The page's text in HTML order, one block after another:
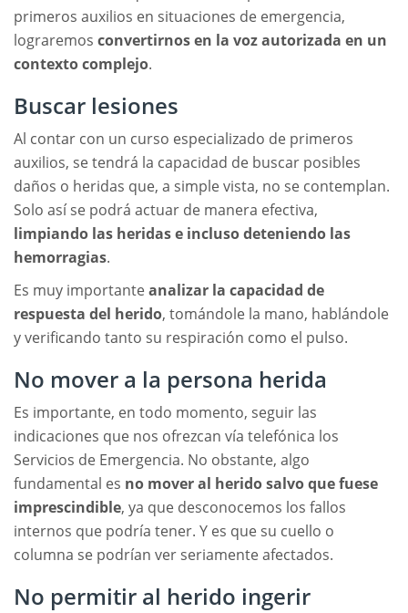
primeros auxilios en situaciones de emergencia,
lograremos convertirnos en la voz autorizada en un
contexto complejo.
Buscar lesiones
Al contar con un curso especializado de primeros
auxilios, se tendrá la capacidad de buscar posibles
daños o heridas que, a simple vista, no se contemplan.
Solo así se podrá actuar de manera efectiva,
limpiando las heridas e incluso deteniendo las
hemorragias.
Es muy importanteanalizar la capacidad de
respuesta del herido, tomándole la mano, hablándole
y verificando tanto su respiración como el pulso.
No mover a la persona herida
Es importante, en todo momento, seguir las
indicaciones que nos ofrezcan vía telefónica los
Servicios de Emergencia. No obstante, algo
fundamental es no mover al herido salvo que fuese
imprescindible, ya que desconocemos los fallos
internos que podría tener. Y es que su cuello o
columna se podrían ver seriamente afectados.
No permitir al herido ingerir